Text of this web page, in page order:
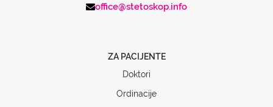
office@stetoskop.info
ZA PACIJENTE
Doktori
Ordinacije